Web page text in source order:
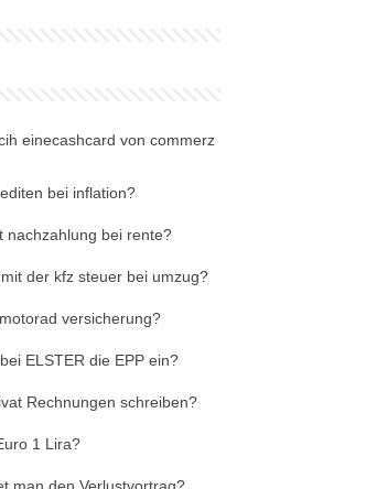
einecashcard von commerz
bei inflation?
nachzahlung bei rente?
der kfz steuer bei umzug?
versicherung?
ELSTER die EPP ein?
Rechnungen schreiben?
1 Lira?